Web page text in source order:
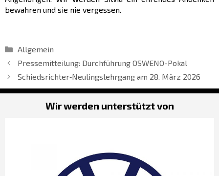
bewahren und sie nie vergessen.
Kategorien
Allgemein
Pressemitteilung: Durchführung OSWENO-Pokal
Schiedsrichter‐Neulingslehrgang am 28. März 2026
Wir werden unterstützt von